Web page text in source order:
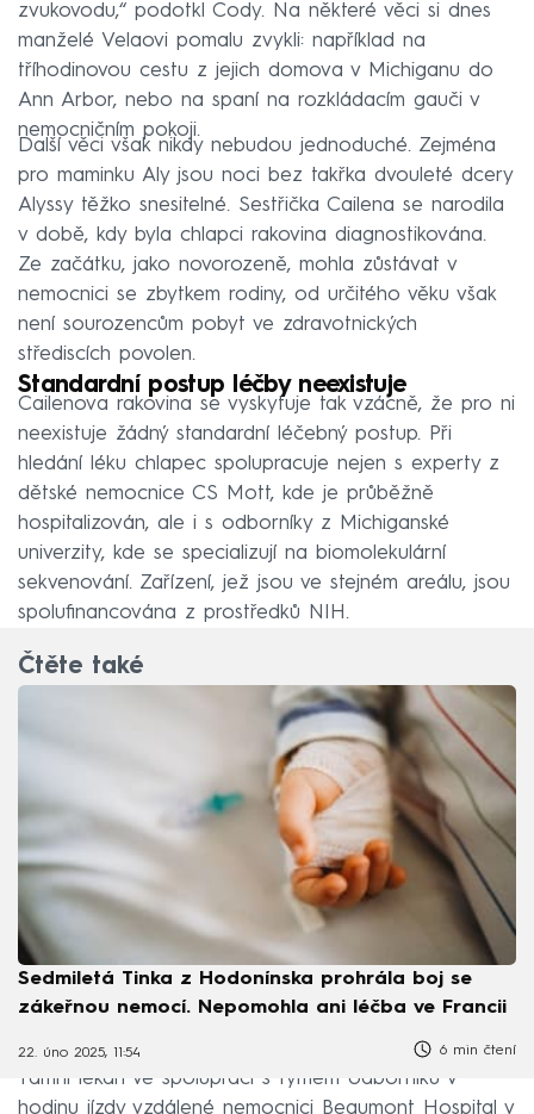
zvukovodu,“ podotkl Cody. Na některé věci si dnes
manželé Velaovi pomalu zvykli: například na
tříhodinovou cestu z jejich domova v Michiganu do
Ann Arbor, nebo na spaní na rozkládacím gauči v
nemocničním pokoji.
Další věci však nikdy nebudou jednoduché. Zejména
pro maminku Aly jsou noci bez takřka dvouleté dcery
Alyssy těžko snesitelné. Sestřička Cailena se narodila
v době, kdy byla chlapci rakovina diagnostikována.
Ze začátku, jako novorozeně, mohla zůstávat v
nemocnici se zbytkem rodiny, od určitého věku však
není sourozencům pobyt ve zdravotnických
střediscích povolen.
Standardní postup léčby neexistuje
Cailenova rakovina se vyskytuje tak vzácně, že pro ni
neexistuje žádný standardní léčebný postup. Při
hledání léku chlapec spolupracuje nejen s experty z
dětské nemocnice CS Mott, kde je průběžně
hospitalizován, ale i s odborníky z Michiganské
univerzity, kde se specializují na biomolekulární
sekvenování. Zařízení, jež jsou ve stejném areálu, jsou
spolufinancována z prostředků NIH.
Čtěte také
Sedmiletá Tinka z Hodonínska prohrála boj se
zákeřnou nemocí. Nepomohla ani léčba ve Francii
22. úno 2025, 11:54 6 min čtení
Tamní lékaři ve spolupráci s týmem odborníků v
hodinu jízdy vzdálené nemocnici Beaumont Hospital v